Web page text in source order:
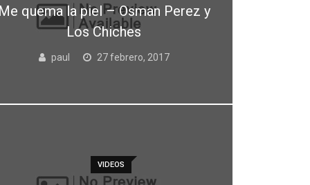
Me quema la piel – Osman Perez y
Los Chiches
paul 27 febrero, 2017
VIDEOS